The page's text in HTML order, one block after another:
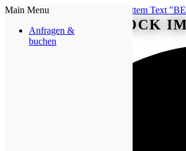
Main Menu
Anfragen &
buchen
VOLKS ROCK